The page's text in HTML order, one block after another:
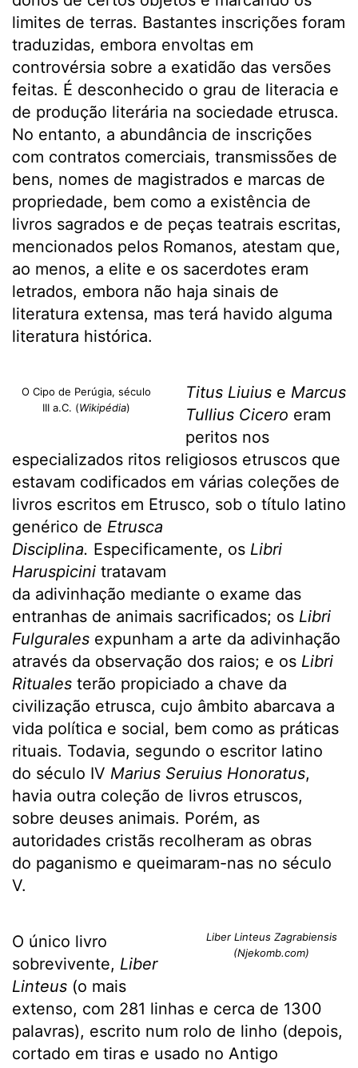
limites de terras. Bastantes inscrições foram
traduzidas, embora envoltas em
controvérsia sobre a exatidão das versões
feitas. É desconhecido o grau de literacia e
de produção literária na sociedade etrusca.
No entanto, a abundância de inscrições
com contratos comerciais, transmissões de
bens, nomes de magistrados e marcas de
propriedade, bem como a existência de
livros sagrados e de peças teatrais escritas,
mencionados pelos Romanos, atestam que,
ao menos, a elite e os sacerdotes eram
letrados, embora não haja sinais de
literatura extensa, mas terá havido alguma
literatura histórica.
O Cipo de Perúgia, século
III a.C. (Wikipédia)
Titus Liuiuse Marcus
Tullius Cicero eram
peritos nos
especializados ritos religiosos etruscos que
estavam codificados em várias coleções de
livros escritos em Etrusco, sob o título latino
genérico de Etrusca
Disciplina. Especificamente, os Libri
Haruspicini tratavam
da adivinhação mediante o exame das
entranhas de animais sacrificados; os Libri
Fulgurales expunham a arte da adivinhação
através da observação dos raios; e os Libri
Rituales terão propiciado a chave da
civilização etrusca, cujo âmbito abarcava a
vida política e social, bem como as práticas
rituais. Todavia, segundo o escritor latino
do século IV Marius Seruius Honoratus,
havia outra coleção de livros etruscos,
sobre deuses animais. Porém, as
autoridades cristãs recolheram as obras
do paganismo e queimaram-nas no século
V.
Liber Linteus Zagrabiensis
(Njekomb.com)
O único livro
sobrevivente, Liber
Linteus (o mais
extenso, com 281 linhas e cerca de 1300
palavras), escrito num rolo de linho (depois,
cortado em tiras e usado no Antigo